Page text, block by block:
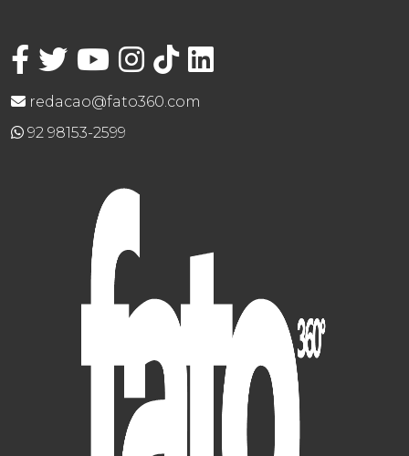
redacao@fato360.com
92 98153-2599